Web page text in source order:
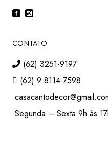
CONTATO
(62) 3251-9197
(62) 9 8114-7598
Segunda – Sexta 9h às